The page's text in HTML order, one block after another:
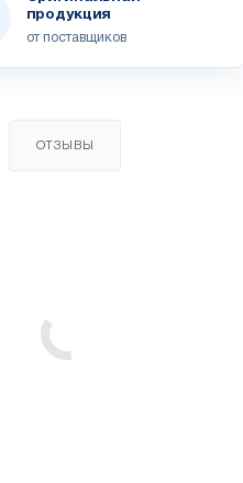
продукция
от поставщиков
ОТЗЫВЫ